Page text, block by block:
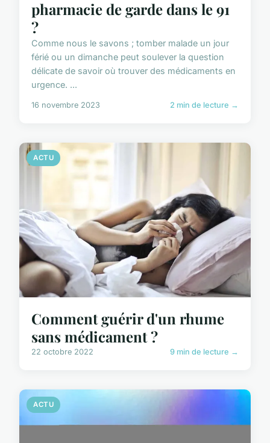
pharmacie de garde dans le 91
?
Comme nous le savons ; tomber malade un jour
férié ou un dimanche peut soulever la question
délicate de savoir où trouver des médicaments en
urgence. ...
16 novembre 2023 2 min de lecture →
ACTU
Comment guérir d'un rhume
sans médicament ?
22 octobre 2022 9 min de lecture →
ACTU